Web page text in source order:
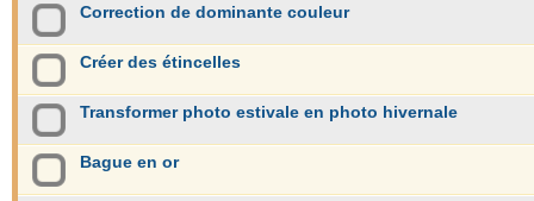
Correction de dominante couleur
Créer des étincelles
Transformer photo estivale en photo hivernale
Bague en or